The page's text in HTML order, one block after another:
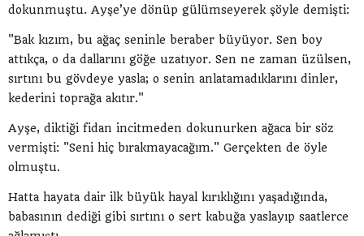
dokunmuştu. Ayşe’ye dönüp gülümseyerek şöyle demişti:
"Bak kızım, bu ağaç seninle beraber büyüyor. Sen boy
attıkça, o da dallarını göğe uzatıyor. Sen ne zaman üzülsen,
sırtını bu gövdeye yasla; o senin anlatamadıklarını dinler,
kederini toprağa akıtır."
Ayşe, diktiği fidan incitmeden dokunurken ağaca bir söz
vermişti: "Seni hiç bırakmayacağım." Gerçekten de öyle
olmuştu.
Hatta hayata dair ilk büyük hayal kırıklığını yaşadığında,
babasının dediği gibi sırtını o sert kabuğa yaslayıp saatlerce